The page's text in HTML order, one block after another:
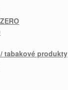
tabakové produkty